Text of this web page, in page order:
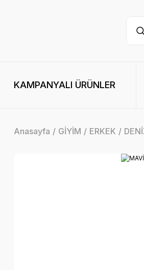
KAMPANYALI ÜRÜNLER
Anasayfa GİYİM ERKEK